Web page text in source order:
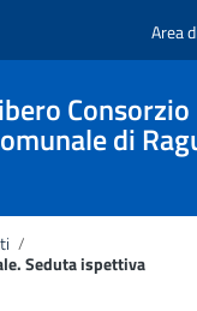
Area
navigazione
Consorzio
di
/
Seduta ispettiva